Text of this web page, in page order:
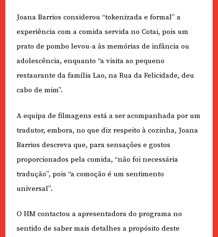
Joana Barrios considerou “tokenizada e formal” a
experiência com a comida servida no Cotai, pois um
prato de pombo levou-a às memórias de infância ou
adolescência, enquanto “a visita ao pequeno
restaurante da família Lao, na Rua da Felicidade, deu
cabo de mim”.
A equipa de filmagens está a ser acompanhada por um
tradutor, embora, no que diz respeito à cozinha, Joana
Barrios descreva que, para sensações e gostos
proporcionados pela comida, “não foi necessária
tradução”, pois “a comoção é um sentimento
universal”.
O HM contactou a apresentadora do programa no
sentido de saber mais detalhes a propósito deste